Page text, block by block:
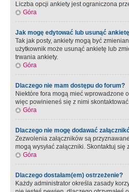
Liczba opcji ankiety jest ograniczona
Góra
Jak mogę edytować lub usunąć
Tak jak posty, ankiety mogą być
użytkownik może usunąć ankietę lub
trwania ankiety.
Góra
Dlaczego nie mam dostępu do forum?
Niektóre fora mogą mieć wprowadzone
więc powinieneś się z nimi
Góra
Dlaczego nie mogę dodawać
Zezwolenia załączników są
mogą wysyłać załączniki. Skontaktuj
Góra
Dlaczego dostałam(em) ostrzeżenie?
Każdy administrator określa zasady